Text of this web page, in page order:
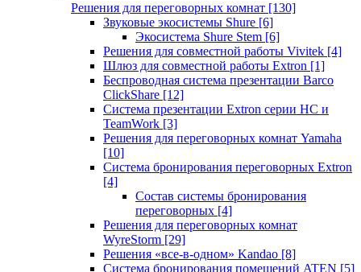
Решения для переговорных комнат [130]
Звуковые экосистемы Shure [6]
Экосистема Shure Stem [6]
Решения для совместной работы Vivitek [4]
Шлюз для совместной работы Extron [1]
Беспроводная система презентации Barco
ClickShare [12]
Система презентации Extron серии HC и
TeamWork [3]
Решения для переговорных комнат Yamaha
[10]
Система бронирования переговорных Extron
[4]
Состав системы бронирования
переговорных [4]
Решения для переговорных комнат
WyreStorm [29]
Решения «все-в-одном» Kandao [8]
Система бронирования помещений ATEN [5]